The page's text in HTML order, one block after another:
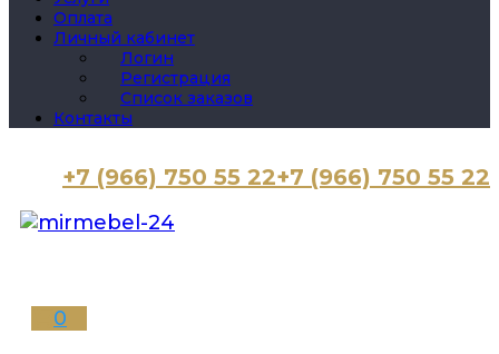
Оплата
Личный кабинет
Логин
Регистрация
Список заказов
Контакты
+7 (966) 750 55 22
+7 (966) 750 55 22
0